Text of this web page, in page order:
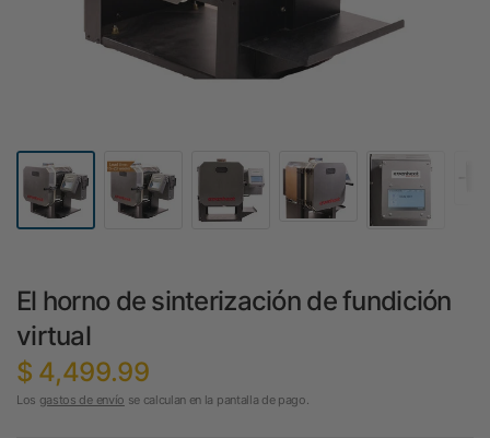
El horno de sinterización de fundición
virtual
$ 4,499.99
Los gastos de envío se calculan en la pantalla de pago.